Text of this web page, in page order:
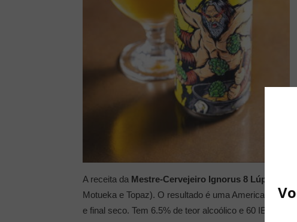
A receita da Mestre-Cervejeiro Ignorus 8 Lúpulos
Motueka e Topaz). O resultado é uma American IPA
e final seco. Tem 6.5% de teor alcoólico e 60 IBU.